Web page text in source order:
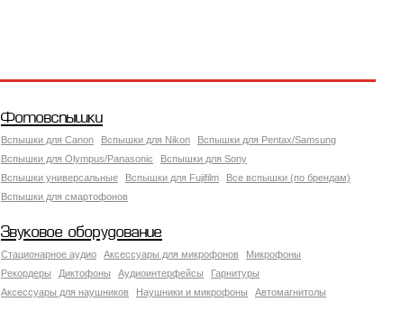
Фотовспышки
Вспышки для Canon Вспышки для Nikon
Вспышки для Pentax/Samsung
Вспышки для Olympus/Panasonic
Вспышки для Sony
Вспышки универсальные
Вспышки для Fujifilm
Все вспышки (по брендам)
Вспышки для смартофонов
Звуковое оборудование
Стационарное аудио Аксессуары для микрофонов
Микрофоны
Рекордеры
Диктофоны Аудиоинтерфейсы
Гарнитуры
Аксессуары для наушников
Наушники и микрофоны Автомагнитолы